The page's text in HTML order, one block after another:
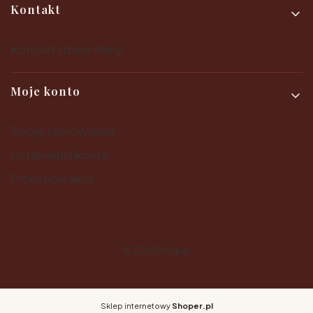
Kontakt
Moje konto
Sklep internetowy Shoper.pl